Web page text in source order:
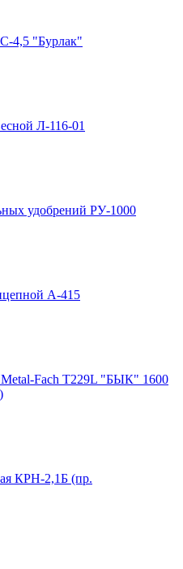
4,5 "Бурлак"
Л-116-01
удобрений РУ-1000
А-415
Fach Т229L "БЫК" 1600
КРН-2,1Б (пр.